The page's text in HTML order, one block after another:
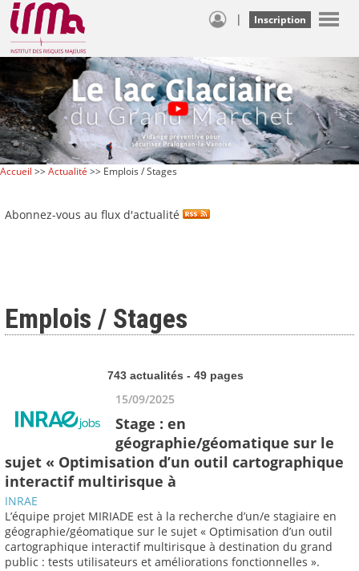
| Inscription
Accueil >>Actualité >> Emplois / Stages
Abonnez-vous au flux d'actualité
Emplois / Stages
743 actualités - 49 pages
15/09/2025
Stage : en
géographie/géomatique sur le
sujet « Optimisation d’un outil cartographique
interactif multirisque à
INRAE
L’équipe projet MIRIADE est à la recherche d’un/e stagiaire en
géographie/géomatique sur le sujet « Optimisation d’un outil
cartographique interactif multirisque à destination du grand
public : tests utilisateurs et améliorations fonctionnelles ».